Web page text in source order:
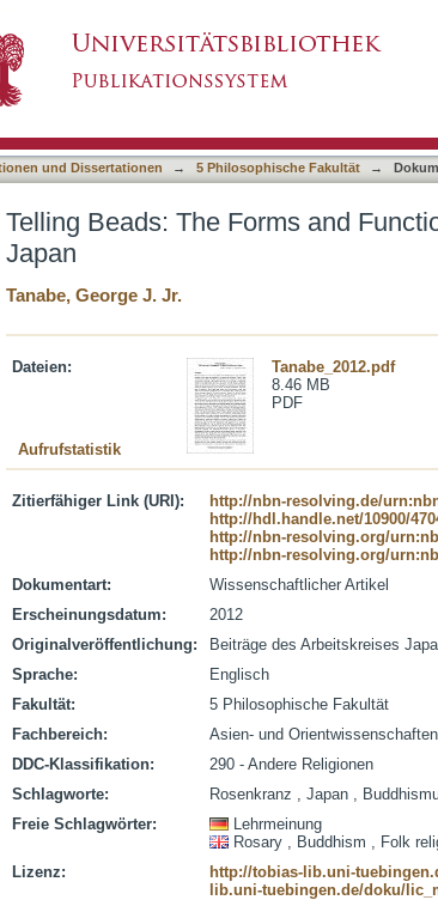
und Dissertationen → 5 Philosophische Fakultät →
Telling Beads: The Forms and
Japan
Tanabe, George J. Jr.
Dateien:
Tanabe_2012.pdf
8.46 MB
PDF
Aufrufstatistik
Zitierfähiger Link (URI):
http://nbn-resolving.de/
http://hdl.handle.net/10900/
http://nbn-resolving.org/
http://nbn-resolving.org/
Dokumentart:
Wissenschaftlicher Artikel
Erscheinungsdatum:
2012
Originalveröffentlichung:
Beiträge des Arbeitskreises
Sprache:
Englisch
Fakultät:
5 Philosophische Fakultät
Fachbereich:
Asien- und Orientwissenschaften
DDC-Klassifikation:
290 - Andere Religionen
Schlagworte:
Rosenkranz , Japan ,
Freie Schlagwörter:
Lehrmeinung
Rosary , Buddhism , Folk
Lizenz:
http://tobias-lib.uni-
lib.uni-tuebingen.de/doku/